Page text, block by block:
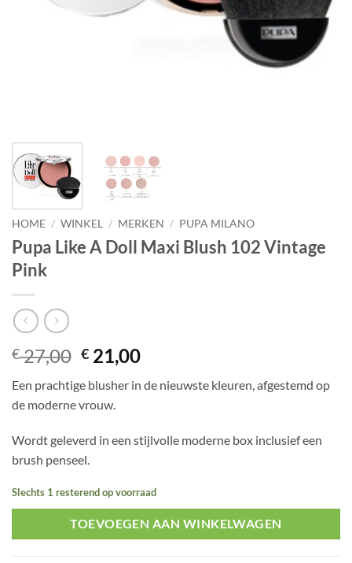
HOME / WINKEL / MERKEN / PUPA MILANO
Pupa Like A Doll Maxi Blush 102 Vintage
Pink
€27,00 Oorspronkelijke
prijs
was:
€ 27,00.
€ 21,00Huidige
is:
Een prachtige blusher in de nieuwste kleuren, afgestemd op
de moderne vrouw.
Wordt geleverd in een stijlvolle moderne box inclusief een
brush penseel.
Slechts 1 resterend op voorraad
TOEVOEGEN AAN WINKELWAGEN